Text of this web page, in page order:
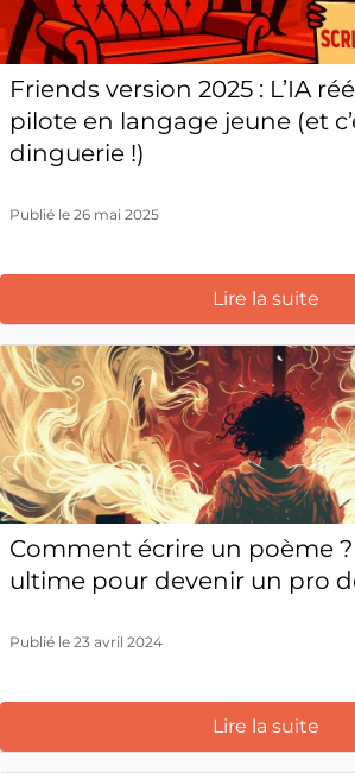
Friends version 2025 : L’IA
pilote en langage jeune (et
dinguerie !)
Publié le 26 mai 2025
Lire la suite
Comment écrire un poème
ultime pour devenir un pro
Publié le 23 avril 2024
Lire la suite